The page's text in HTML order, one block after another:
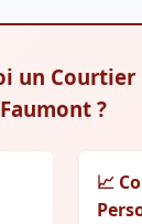
un Courtier
Faumont ?
📈